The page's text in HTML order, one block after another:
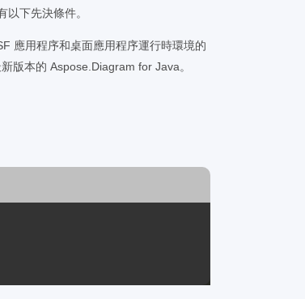
下先決條件。
應用程序和桌面應用程序運行時環境的
版本的 Aspose.Diagram for Java。